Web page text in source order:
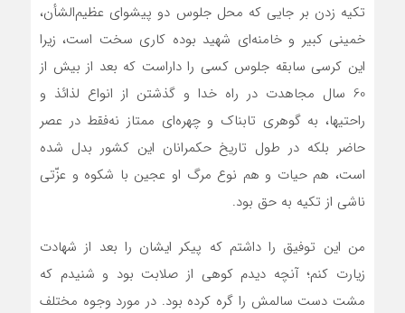
تکیه زدن بر جایی که محل جلوس دو پیشوای عظیم‌الشأن،
خمینی کبیر و خامنه‌ای شهید بوده کاری سخت است، زیرا
این کرسی سابقه جلوس کسی را داراست که بعد از بیش از
60 سال مجاهدت در راه خدا و گذشتن از انواع لذائذ و
راحتیها، به گوهری تابناک و چهره‌ای ممتاز نه‌فقط در عصر
حاضر بلکه در طول تاریخ حکمرانان این کشور بدل شده
است، هم حیات و هم نوع مرگ او عجین با شکوه و عزّتی
ناشی از تکیه به حق بود.
من این توفیق را داشتم که پیکر ایشان را بعد از شهادت
زیارت کنم؛ آنچه دیدم کوهی از صلابت بود و شنیدم که
مشت دست سالمش را گره کرده بود. در مورد وجوه مختلف